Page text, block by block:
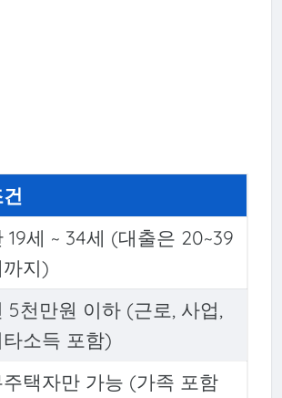
19세 ~ 34세 (대출은 20~39
지)
5천만원 이하 (근로, 사업,
타소득 포함)
주택자만 가능 (가족 포함